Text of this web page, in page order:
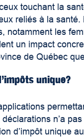
touchant la
reliés à la
notamment les
un impact
de Québec
unique?
n’a
d’impôt unique